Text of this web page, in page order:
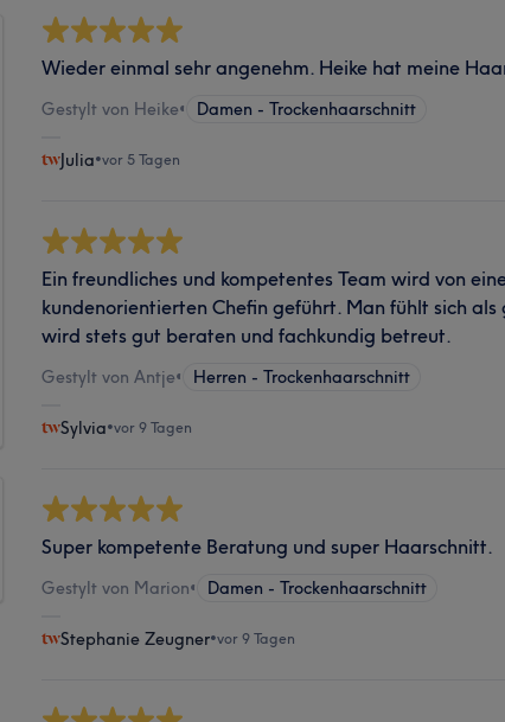
Wieder einmal sehr angenehm. Heike hat meine
Gestylt von Heike• Damen - Trockenhaarschnitt
Julia•vor 5 Tagen
Ein freundliches und kompetentes Team wird von
kundenorientierten Chefin geführt. Man fühlt sich
wird stets gut beraten und fachkundig betreut.
Gestylt von Antje• Herren - Trockenhaarschnitt
Sylvia•vor 9 Tagen
Super kompetente Beratung und super Haarschnitt.
Gestylt von Marion• Damen - Trockenhaarschnitt
Stephanie Zeugner•vor 9 Tagen